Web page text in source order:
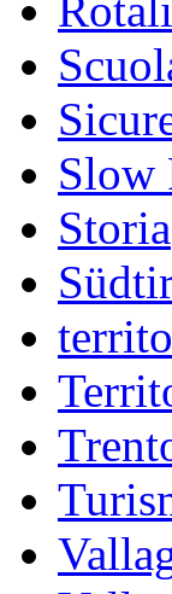
Slow
Storia